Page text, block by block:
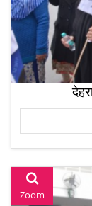
Zoom